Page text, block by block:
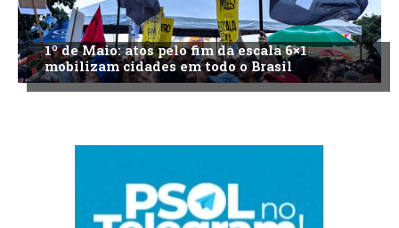
1º de Maio: atos pelo fim da escala 6×1
mobilizam cidades em todo o Brasil